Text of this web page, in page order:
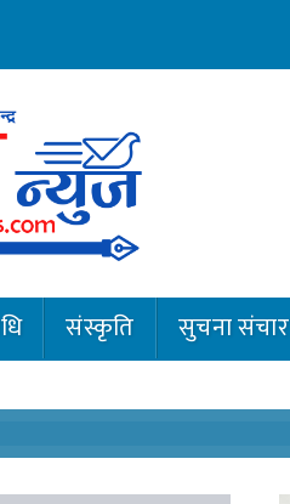
संस्कृति सुचना संचार